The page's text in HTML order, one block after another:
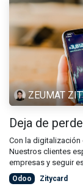
ZEUMAT
Deja de
Con la digitalización
Nuestros clientes
empresas y seguir
Odoo
Zitycard